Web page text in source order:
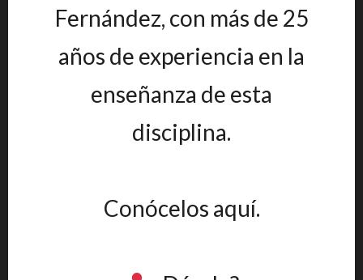
Fernández, con más de 25
años de experiencia en la
enseñanza de esta
disciplina.
Conócelos aquí.